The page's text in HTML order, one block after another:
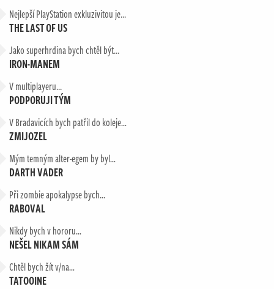
Nejlepší PlayStation exkluzivitou je...
THE LAST OF US
Jako superhrdina bych chtěl být...
IRON-MANEM
V multiplayeru...
PODPORUJI TÝM
V Bradavicích bych patřil do koleje…
ZMIJOZEL
Mým temným alter-egem by byl…
DARTH VADER
Při zombie apokalypse bych...
RABOVAL
Nikdy bych v hororu…
NEŠEL NIKAM SÁM
Chtěl bych žít v/na…
TATOOINE